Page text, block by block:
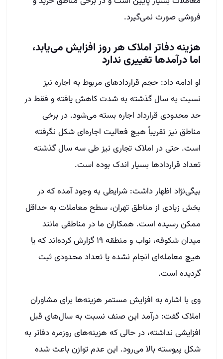
فروشی صورت نمی‌گیرد.
هزینه دفاتر املاک هر روز افزایش می‌یابد،
اما درآمدها تغییری ندارد
او ادامه داد: حجم قراردادهای مربوط به اجاره نیز
نسبت به سال گذشته به شدت کاهش یافته و فقط در
حد محدودی قرارداد اجاره بسته می‌شود. در برخی
مناطق نیز تقریباً هیچ فعالیت اجاره‌ای شکل نگرفته
است. حتی در املاک تجاری نیز طی سه سال گذشته
تعداد قراردادها بسیار اندک بوده است.
بیگی‌نژاد اظهار داشت: شرایطی به وجود آمده که در
بخش زیادی از مناطق تهران، سطح معاملات به حداقل
ممکن رسیده است. همکاران ما در مناطقی مانند
میدان شکوفه، نواب و منطقه ۱۹ گزارش کرده‌اند که یا
هیچ معامله‌ای انجام نشده یا تعداد محدودی ثبت
گردیده است.
وی با اشاره به افزایش مستمر هزینه‌ها برای مشاوران
املاک گفت: درآمد این صنف نسبت به سال‌های قبل
افزایشی نداشته، در حالی که هزینه‌های روزمره دفاتر به
شکل پیوسته بالا می‌رود. این عدم توازن باعث شده